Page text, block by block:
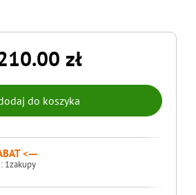
zł
<---
1zakupy